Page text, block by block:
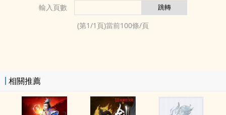
輸入頁數
(第1/1 頁)當前100條/頁
相關推薦